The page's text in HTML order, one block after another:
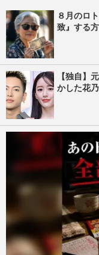
８月のロ
致』する
【独自】
かした花